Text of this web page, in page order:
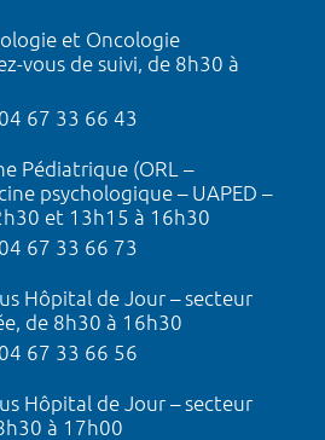
et Oncologie
vous de suivi, de 8h30 à
67 33 66 43
Pédiatrique (ORL –
psychologique – UAPED –
et 13h15 à 16h30
67 33 66 73
Hôpital de Jour – secteur
de 8h30 à 16h30
67 33 66 56
Hôpital de Jour – secteur
à 17h00